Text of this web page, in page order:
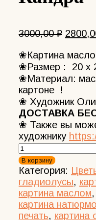
3000,00₽
❀Картина
❀Размер : 20 х
❀Материал:
картоне !
❀ Художник
ДОСТАВКА
❀ Также вы
художнику
Количество
товара
Картина
"Чашечка
Чая"
с
цветами
В корзину
Категория:
гладиолусы,
картина маслом,
картина
печать, картина